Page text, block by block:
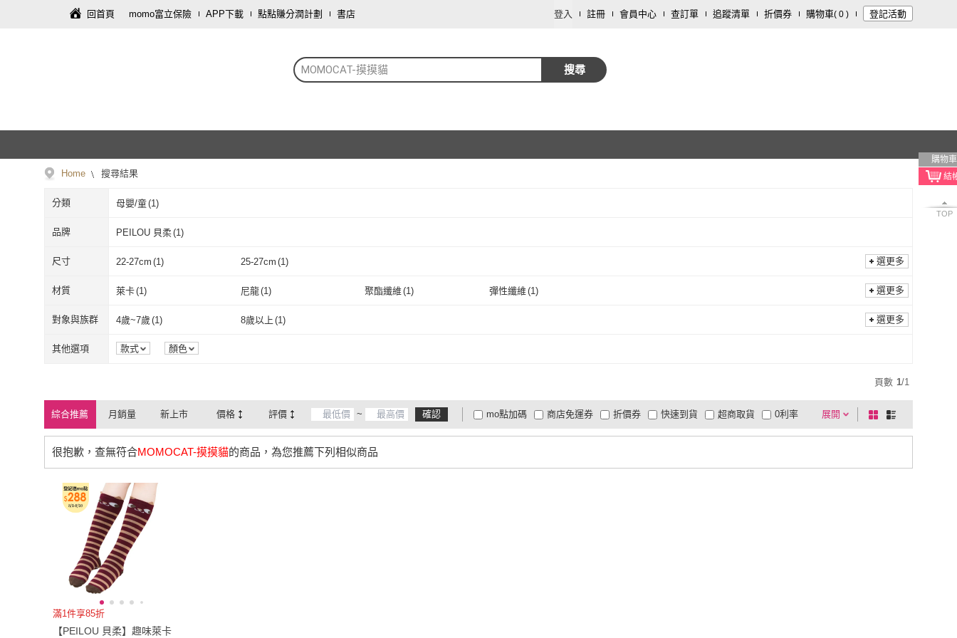
回首頁 momo富立保險 APP下載 點點賺分潤計劃 書店 登入 註冊 會員中心 查訂單 追蹤清單 折價券 購物車( 0 ) 登記活動
MOMOCAT-摸摸貓 搜尋
購物車
TOP
Home 搜尋結果
分類 母嬰/童(1)
品牌 PEILOU 貝柔(1)
PEILOU 貝柔
尺寸 22-27cm (1) 25-27cm (1)
22-27cm 25-27cm
選更多
材質 萊卡(1) 尼龍(1) 聚酯纖維(1) 彈性纖維(1)
萊卡(1) 尼龍(1
取消 選更多
對象與族群 4歲~7歲(1) 8歲以上 (1)
4歲~7歲 1)
選更多
其他選項 款式 顏色
頁數 1/1
綜合推薦 月銷量 新上市 價格 評價 ~ 確認 展開
折價券
有影片
商品有量 電視購物
mo點加碼 快速到貨 超商取貨
大家電安心配
大家電快配
商店免運券 0利率
棋
盤
列
很抱歉，查無符合MOMOCAT-摸摸貓的商品，為您推薦下列相似商品
滿1件享85折
【PEILOU 貝柔】趣味萊卡